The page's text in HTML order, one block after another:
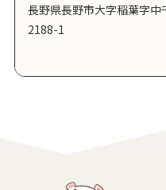
長野県長野市大字稲葉字中
2188-1